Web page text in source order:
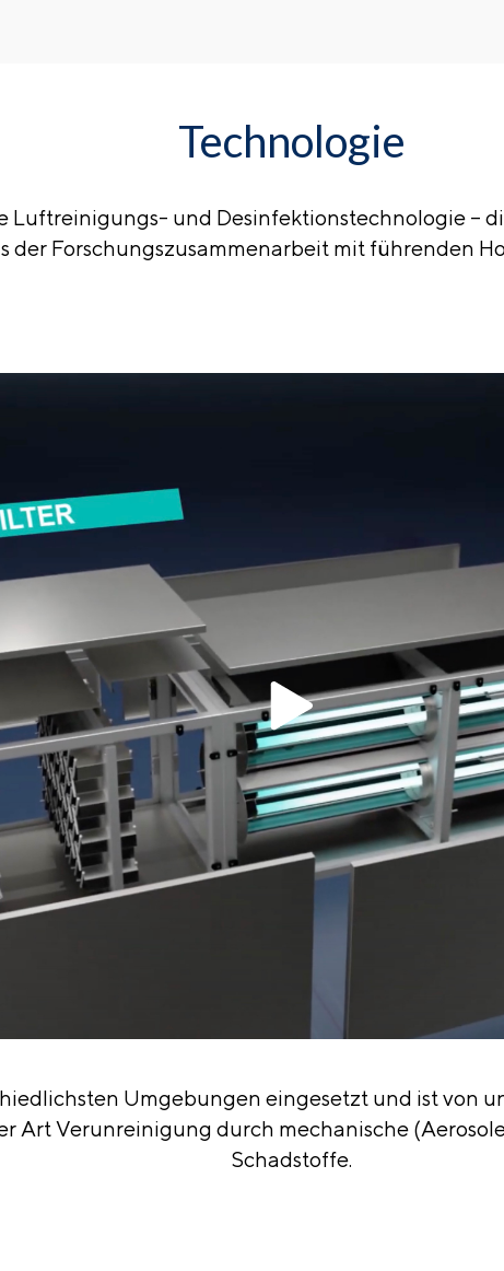
Technologie
Luftreinigungs- und Desinfektionstechnologie –
der Forschungszusammenarbeit mit führenden
Umgebungen eingesetzt und ist von
Art Verunreinigung durch mechanische
Schadstoffe.